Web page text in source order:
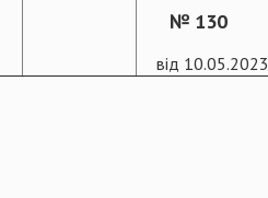
№ 130
від 10.05.2023